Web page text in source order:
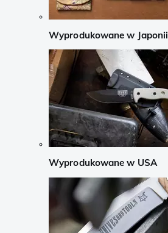
Wyprodukowane w Japonii
Wyprodukowane w USA